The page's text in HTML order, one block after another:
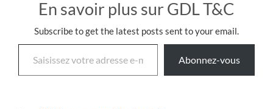
En savoir plus sur GDL T&C
Subscribe to get the latest posts sent to your email.
Abonnez-vous